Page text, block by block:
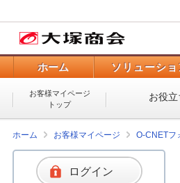
ホーム ソリューシ
お客様マイページ
トップ
お役
ホーム お客様マイページ O-CNETフ
ログイン